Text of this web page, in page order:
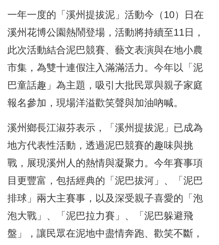
一年一度的「溪州提拔泥」活動今（10）日在
溪州花博公園熱鬧登場，活動將持續至11日，
此次活動結合泥巴競賽、藝文表演與在地小農
市集，為雙十連假注入滿滿活力。今年以「泥
巴童話趣」為主題，吸引大批民眾與親子家庭
報名參加，現場洋溢歡笑聲與加油吶喊。
溪州鄉長江淑芬表示，「溪州提拔泥」已成為
地方代表性活動，透過泥巴競賽的趣味與挑
戰，展現溪州人的熱情與凝聚力。今年賽事項
目更豐富，包括經典的「泥巴拔河」、「泥巴
排球」兩大主賽事，以及深受親子喜愛的「泡
泡大戰」、「泥巴拉力賽」、「泥巴躲避飛
盤」，讓民眾在泥地中盡情奔跑、歡笑不斷，